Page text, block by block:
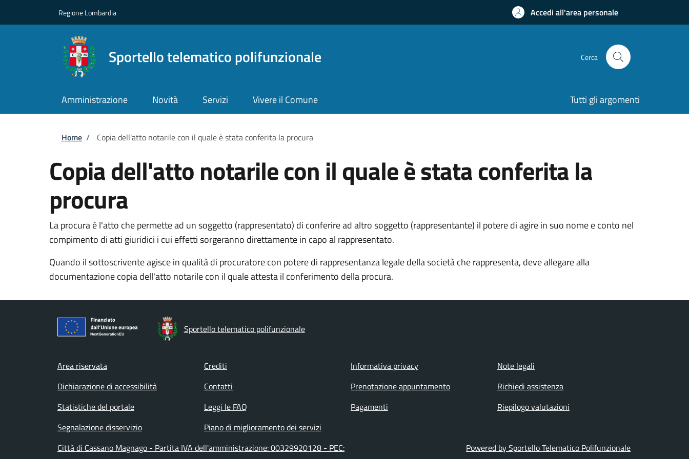
Regione Lombardia Accedi all'area personale
Sportello telematico polifunzionale Cerca
Amministrazione Novità Servizi Vivere il Comune Tutti gli argomenti
Briciole di pane
Home / Copia dell'atto notarile con il quale è stata conferita la procura
Copia dell'atto notarile con il quale è stata conferita la
procura
La procura è l'atto che permette ad un soggetto (rappresentato) di conferire ad altro soggetto (rappresentante) il potere di agire in suo nome e conto nel
compimento di atti giuridici i cui effetti sorgeranno direttamente in capo al rappresentato.
Quando il sottoscrivente agisce in qualità di procuratore con potere di rappresentanza legale della società che rappresenta, deve allegare alla
documentazione copia dell'atto notarile con il quale attesta il conferimento della procura.
Sportello telematico polifunzionale
Footer menu
Area riservata Crediti Informativa privacy
Note legali
Dichiarazione di accessibilità
Contatti Prenotazione appuntamento
Richiedi assistenza
Statistiche del portale
Leggi le FAQ Pagamenti
Riepilogo valutazioni
Segnalazione disservizio
Piano di miglioramento dei servizi
Città di Cassano Magnago - Partita IVA dell'amministrazione: 00329920128 - PEC:
Powered by Sportello Telematico Polifunzionale